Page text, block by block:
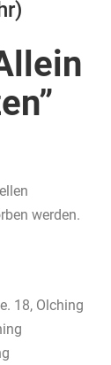
werden.
18, Olching